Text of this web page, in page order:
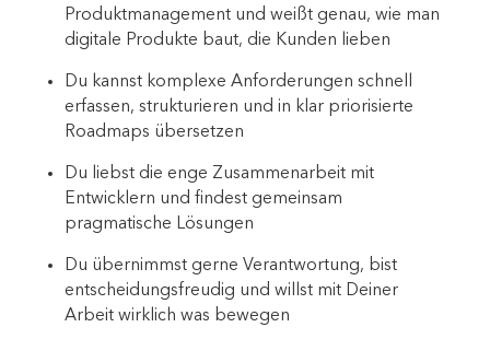
Produktmanagement und weißt genau, wie man
digitale Produkte baut, die Kunden lieben
Du kannst komplexe Anforderungen schnell
erfassen, strukturieren und in klar priorisierte
Roadmaps übersetzen
Du liebst die enge Zusammenarbeit mit
Entwicklern und findest gemeinsam
pragmatische Lösungen
Du übernimmst gerne Verantwortung, bist
entscheidungsfreudig und willst mit Deiner
Arbeit wirklich was bewegen